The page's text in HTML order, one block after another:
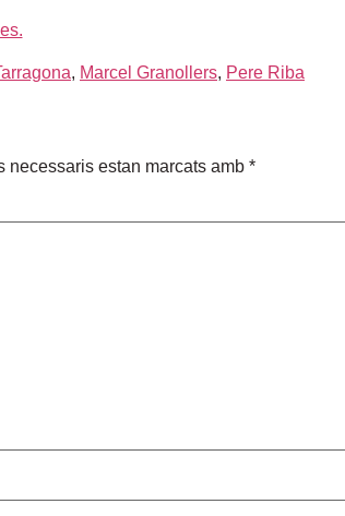
, Marcel Granollers, Pere Riba
necessaris estan marcats amb *